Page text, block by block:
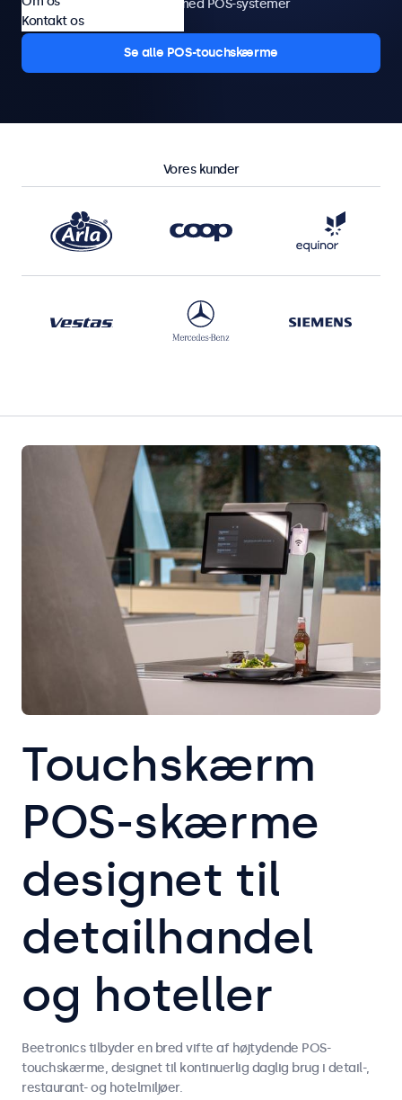
Problemfri integration med POS-systemer
Se alle POS-touchskærme
Vores kunder
Touchskærm
POS-skærme
designet til
detailhandel
og hoteller
Beetronics tilbyder en bred vifte af højtydende POS-
touchskærme, designet til kontinuerlig daglig brug i detail-,
restaurant- og hotelmiljøer.
Kontakt os